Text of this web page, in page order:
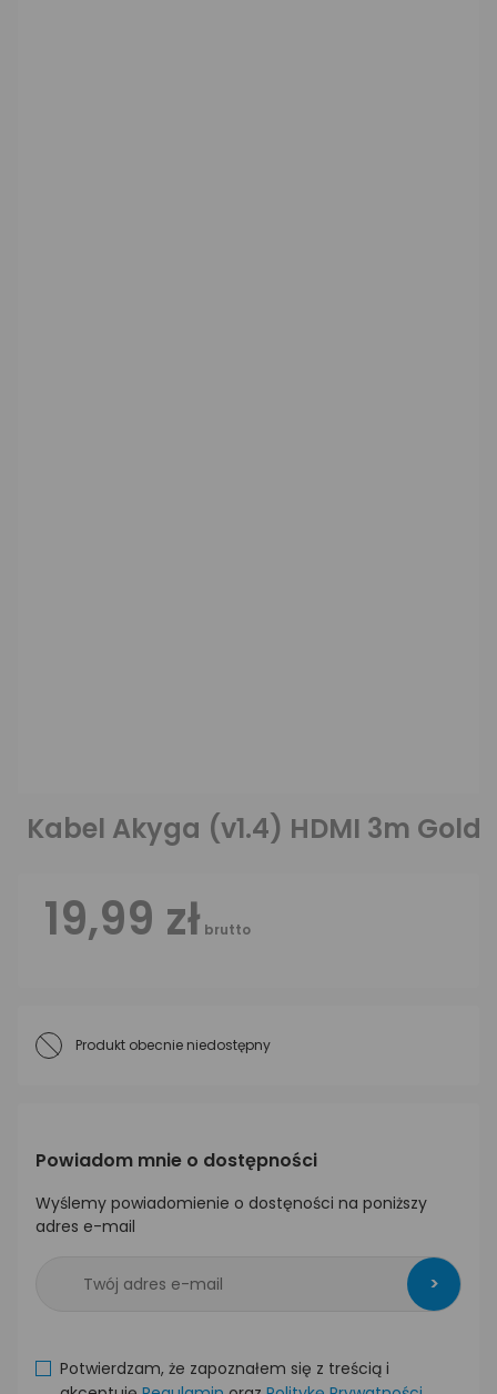
Kabel Akyga (v1.4) HDMI 3m Gold
19,99 zł brutto
Produkt obecnie niedostępny
Powiadom mnie o dostępności
Wyślemy powiadomienie o dostęności na poniższy
adres e-mail
>
Potwierdzam, że zapoznałem się z treścią i